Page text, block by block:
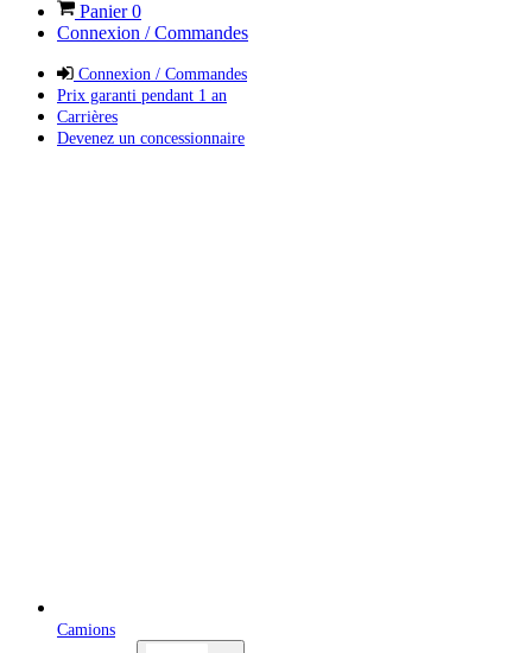
Panier0
Connexion / Commandes
Connexion / Commandes
Prix garanti pendant 1 an
Carrières
Devenez un concessionnaire
Camions